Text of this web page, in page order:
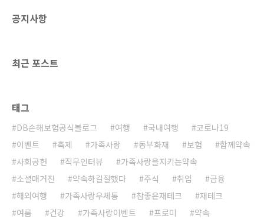
보 3단계인 철수 권고를 발령했습니다. 대만을
리본부 ..
공지사항
최근 포스트
태그
DB손해보험공식블로그 여행 국내여행
코로나19
이벤트
축제 가족사랑 동부화재 보험
함께약속
사회공헌
직무인터뷰
가족사랑을지키는약속
소셜매거진
약속하길잘했다 주식 취업
금융
해외여행
가족사랑우체통 참좋은재테크
재테크
여름
건강 가족사랑이벤트 프로미
약속